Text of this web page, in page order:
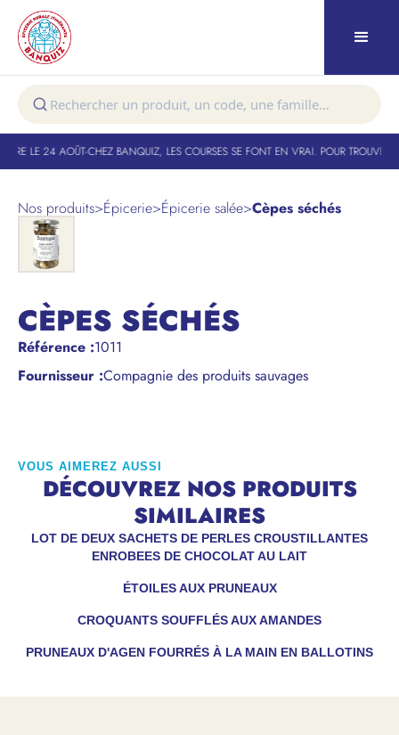
LE 24 AOÛT-CHEZ BANQUIZ, LES COURSES SE FONT EN VRAI. POUR TROUVER
Nos produits>Épicerie>Épicerie salée>Cèpes séchés
CÈPES SÉCHÉS
Référence :1011
Fournisseur :Compagnie des produits sauvages
VOUS AIMEREZ AUSSI
DÉCOUVREZ NOS PRODUITS
SIMILAIRES
LOT DE DEUX SACHETS DE PERLES CROUSTILLANTES
ENROBEES DE CHOCOLAT AU LAIT
ÉTOILES AUX PRUNEAUX
CROQUANTS SOUFFLÉS AUX AMANDES
PRUNEAUX D'AGEN FOURRÉS À LA MAIN EN BALLOTINS